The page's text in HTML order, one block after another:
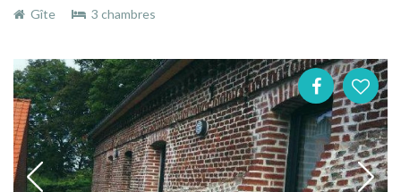
Gîte
3 chambres